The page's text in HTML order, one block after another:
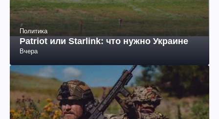
Политика
Patriot или Starlink: что нужно Украине